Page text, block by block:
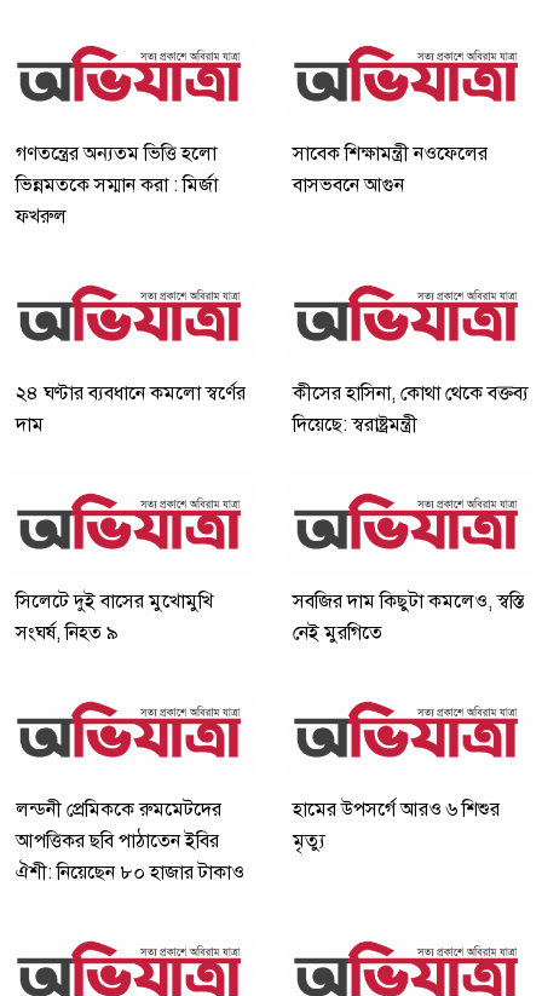
গণতন্ত্রের অন্যতম ভিত্তি হলো
ভিন্নমতকে সম্মান করা : মির্জা
ফখরুল
সাবেক শিক্ষামন্ত্রী নওফেলের
বাসভবনে আগুন
২৪ ঘণ্টার ব্যবধানে কমলো স্বর্ণের
দাম
কীসের হাসিনা, কোথা থেকে বক্তব্য
দিয়েছে: স্বরাষ্ট্রমন্ত্রী
সিলেটে দুই বাসের মুখোমুখি
সংঘর্ষ, নিহত ৯
সবজির দাম কিছুটা কমলেও, স্বস্তি
নেই মুরগিতে
লন্ডনী প্রেমিককে রুমমেটদের
আপত্তিকর ছবি পাঠাতেন ইবির
ঐশী: নিয়েছেন ৮০ হাজার টাকাও
হামের উপসর্গে আরও ৬ শিশুর
মৃত্যু